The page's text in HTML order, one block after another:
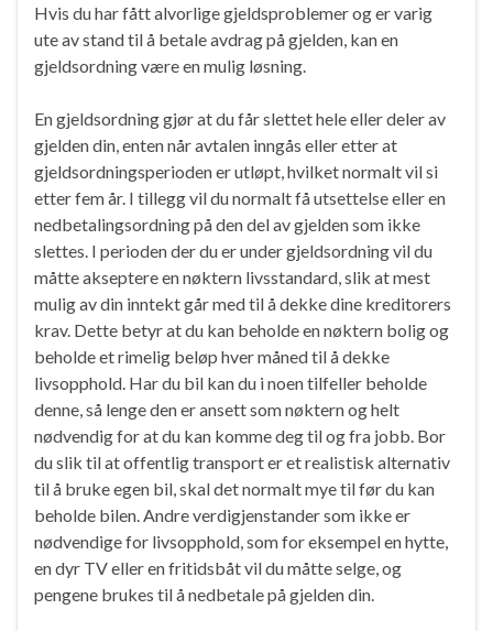
Hvis du har fått alvorlige gjeldsproblemer og er varig
ute av stand til å betale avdrag på gjelden, kan en
gjeldsordning være en mulig løsning.
En gjeldsordning gjør at du får slettet hele eller deler av
gjelden din, enten når avtalen inngås eller etter at
gjeldsordningsperioden er utløpt, hvilket normalt vil si
etter fem år. I tillegg vil du normalt få utsettelse eller en
nedbetalingsordning på den del av gjelden som ikke
slettes. I perioden der du er under gjeldsordning vil du
måtte akseptere en nøktern livsstandard, slik at mest
mulig av din inntekt går med til å dekke dine kreditorers
krav. Dette betyr at du kan beholde en nøktern bolig og
beholde et rimelig beløp hver måned til å dekke
livsopphold. Har du bil kan du i noen tilfeller beholde
denne, så lenge den er ansett som nøktern og helt
nødvendig for at du kan komme deg til og fra jobb. Bor
du slik til at offentlig transport er et realistisk alternativ
til å bruke egen bil, skal det normalt mye til før du kan
beholde bilen. Andre verdigjenstander som ikke er
nødvendige for livsopphold, som for eksempel en hytte,
en dyr TV eller en fritidsbåt vil du måtte selge, og
pengene brukes til å nedbetale på gjelden din.